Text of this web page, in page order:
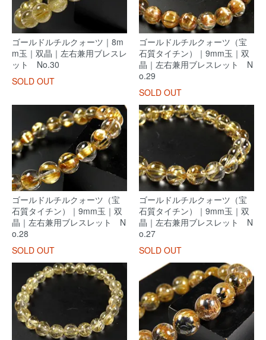
ゴールドルチルクォーツ｜8m
m玉｜双晶｜左右兼用ブレスレ
ット No.30
SOLD OUT
ゴールドルチルクォーツ（宝
石質タイチン）｜9mm玉｜双
晶｜左右兼用ブレスレット N
o.29
SOLD OUT
ゴールドルチルクォーツ（宝
石質タイチン）｜9mm玉｜双
晶｜左右兼用ブレスレット N
o.28
SOLD OUT
ゴールドルチルクォーツ（宝
石質タイチン）｜9mm玉｜双
晶｜左右兼用ブレスレット N
o.27
SOLD OUT